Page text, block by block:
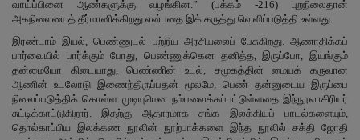
வாய்ப்பினை ஆண்களுக்கு வழங்கின.” (பக்கம் -216) புறநிலைதான்
அகநிலையைத் தீர்மானிக்கிறது என்பதை இக் கருத்து வெளிப்படுத்தி உள்ளது.
இரண்டாம் இயல், பெண்ணுடல் பற்றிய அரசியலைப் பேசுகிறது. ஆணாதிக்கப்
பார்வையில் பார்க்கும் போது, பெண்ணுக்கென தனித்த, இருப்போ, இயங்கும்
தன்மையோ கிடையாது, பெண்ணின் உடல், சமூகத்தின் மையக் கருவான
ஆணின் உடலோடு இணைந்திருப்பதன் மூலமே, பெண் தன்னுடைய இருப்பை
நிலைப்படுத்திக் கொள்ள முடியுமென நம்பவைக்கப்பட்டுள்ளதை இந்நூலாசிரியர்
சுட்டிக்காட்டுகிறார். இதற்கு ஆதாரமாக சங்க இலக்கியப் பாடல்களையும்,
தொல்காப்பிய இலக்கண நூலின் நூற்பாக்களை இந்த நூலில் சக்தி ஜோதி